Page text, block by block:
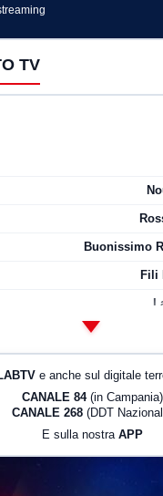
TV
Buonissimo
Fili
e anche sul digitale
CANALE 84 (in Campania)
CANALE 268 (DDT
E sulla nostra APP